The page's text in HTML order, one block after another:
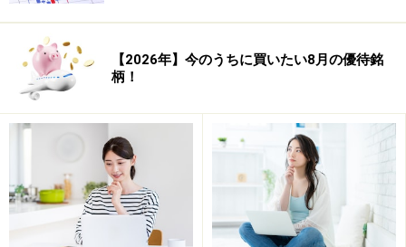
任天堂の株価チャート。四季報オンラインより
一般的に、株価は窓に吸い寄せられるように動くと言わ
れています。ですから、株価の下に窓が開いた場合には
【2026年】今のうちに買いたい8月の優待銘
柄！